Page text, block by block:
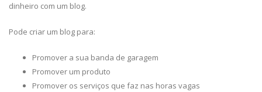
dinheiro com um blog.
Pode criar um blog para:
Promover a sua banda de garagem
Promover um produto
Promover os serviços que faz nas horas vagas